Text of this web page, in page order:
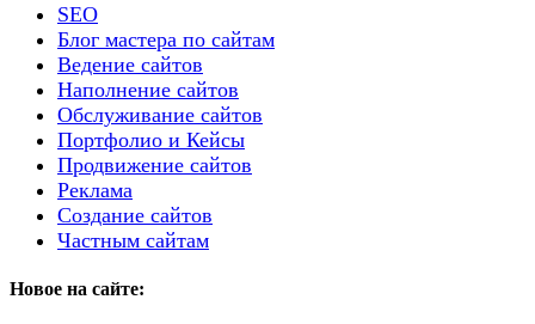
SEO
Блог мастера по сайтам
Ведение сайтов
Наполнение сайтов
Обслуживание сайтов
Портфолио и Кейсы
Продвижение сайтов
Реклама
Создание сайтов
Частным сайтам
Новое на сайте: